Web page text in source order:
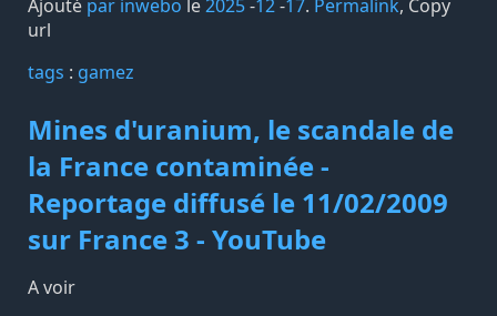
Ajouté par inwebo le2025-12-17. Permalink, Copy
url
tags️ : gamez
Mines d'uranium, le scandale de
la France contaminée -
Reportage diffusé le 11/02/2009
sur France 3 - YouTube
A voir